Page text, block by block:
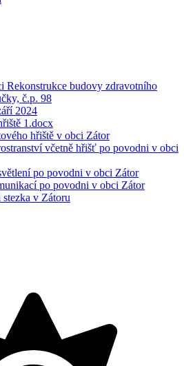
Rekonstrukce budovy zdravotního
č.p. 98
2024
1.docx
hřiště v obci Zátor
včetně hřišť po povodni v obci
po povodni v obci Zátor
po povodni v obci Zátor
v Zátoru